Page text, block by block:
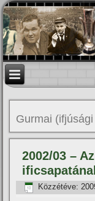
Gurmai
2002/03 –
Közzétéve: